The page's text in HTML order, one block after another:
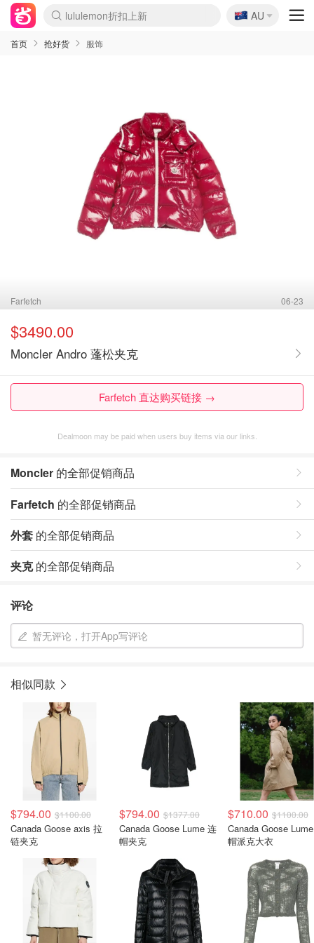
lululemon折扣上新
Sasa美妆护肤3.5折
SSENSE年中2.5折
FreshBeauty好价汇总
Cettire降价+叠9折
WWS Coles超市实拍
viagogo二手票捡漏
Myer超级周末
The Outnet奢牌1折起
David Jones 3折起
Flannels大牌1折
Perfumes Club护肤1折
AMIRO面罩$251
Amazon折扣汇总
eToro入金$200送$50
Amazon数码好物
ICONIC本周7.5折
ThedoubleF高奢地板价
Moose Knuckles 6折
丝芙兰5折起
EUFY摄像头$98
Selenichast首饰2折
Trip机票酒店促销
YSL送5件彩妆礼
Amazon家居好物
Amazon美妆护肤
雅漾大喷$8
过敏原检测盒$33
伊索独家赠50ml沐浴露
科颜氏高保湿面霜$29
SEALIFE海洋馆门票6折
丝塔芙大白罐$16
订阅Newsletter送香薰
Cult Beauty 6.8折
Harrods圣诞日历$525
LN-CC奢牌私促3折
d'Alba空姐喷雾$16
EVE LOM套装£56
Bernardelli独家4折
Adore Beauty 6折起
CT圣诞日历
Mytheresa奢品2.7折
Luxury Escapes 9折
Currentbody美容仪$881
MOON Garden Live
Roborock扫地机$649
Tingo Life水杯$24
Valentino官网5折
CR洗护套装$23
修丽可4件套$159
Myer彩妆2件7折
GANNI官网4.5折
Stylevana韩妆4折
Tessabit高奢8.5折
OGX洗发水$11
Amazon阿德莱德次日达
卡诗8.5折+赠礼
Philips Hue灯具8折
🇦🇺
AU
首页 抢好货 服饰
Farfetch 06-23
$3490.00
Moncler Andro 蓬松夹克
Farfetch 直达购买链接 →
Dealmoon may be paid when users buy items via our links.
Moncler 的全部促销商品
Farfetch 的全部促销商品
外套 的全部促销商品
夹克的全部促销商品
评论
暂无评论，打开App写评论
相似同款
$794.00 $1100.00
Canada Goose axis 拉
链夹克
$794.00 $1377.00
Canada Goose Lume 连
帽夹克
$710.00 $1100.00
Canada Goose
帽派克大衣